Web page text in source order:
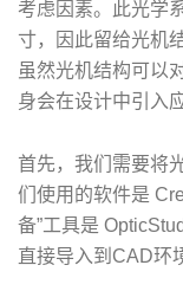
考虑因素。此光学
寸，因此留给光机
虽然光机结构可以
身会在设计中引入
首先，我们需要将
们使用的软件是
备”工具是
直接导入到CAD环